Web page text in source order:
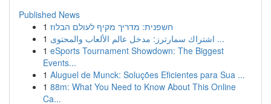
Published News
1 חשפנית: מדריך מקיף לעולם הבלוז
1
اشتراك سمارترز: مدخل عالم الألعاب والمحتوى ...
1 eSports Tournament Showdown: The Biggest
Events...
1 Aluguel de Munck: Soluções Eficientes para Sua ...
1 88m: What You Need to Know About This Online
Ca...